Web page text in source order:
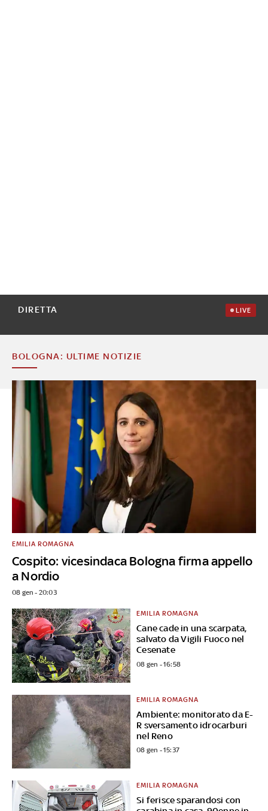
DIRETTA LIVE
BOLOGNA: ULTIME NOTIZIE
Cospito: vicesindaca Bologna firma appello
a Nordio
EMILIA ROMAGNA
08 gen - 20:03
Cane cade in una scarpata,
salvato da Vigili Fuoco nel
Cesenate
EMILIA ROMAGNA
08 gen - 16:58
Ambiente: monitorato da E-
R sversamento idrocarburi
nel Reno
EMILIA ROMAGNA
08 gen - 15:37
Si ferisce sparandosi con
EMILIA ROMAGNA